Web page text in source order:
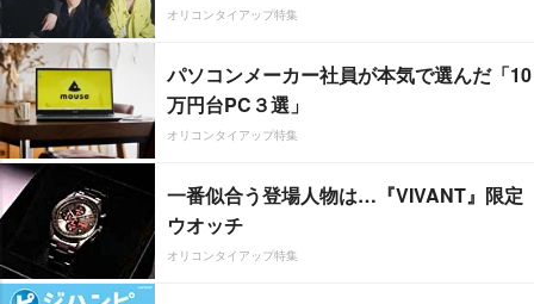
オリコンタイアップ特集
パソコンメーカー社員が本気で選んだ「10
万円台PC３選」
オリコンタイアップ特集
一番似合う登場人物は…『VIVANT』限定
ウオッチ
オリコンタイアップ特集